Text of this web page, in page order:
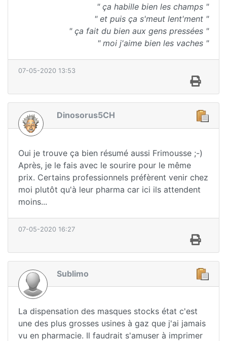
" ça habille bien les champs "
" et puis ça s'meut lent'ment "
" ça fait du bien aux gens pressées "
" moi j'aime bien les vaches "
07-05-2020 13:53
Dinosorus5CH
Oui je trouve ça bien résumé aussi Frimousse ;-)
Après, je le fais avec le sourire pour le même
prix. Certains professionnels préfèrent venir chez
moi plutôt qu'à leur pharma car ici ils attendent
moins...
07-05-2020 16:27
Sublimo
La dispensation des masques stocks état c'est
une des plus grosses usines à gaz que j'ai jamais
vu en pharmacie. Il faudrait s'amuser à imprimer